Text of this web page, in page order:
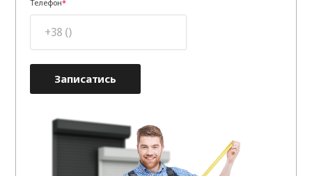
Телефон
Записатись